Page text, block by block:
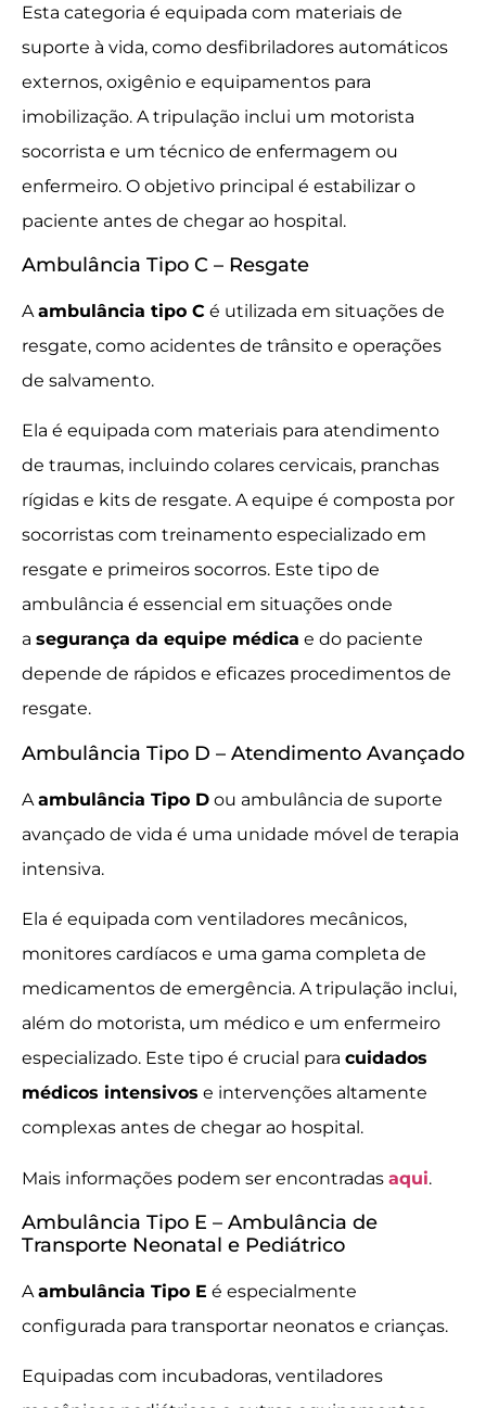
Esta categoria é equipada com materiais de
suporte à vida, como desfibriladores automáticos
externos, oxigênio e equipamentos para
imobilização. A tripulação inclui um motorista
socorrista e um técnico de enfermagem ou
enfermeiro. O objetivo principal é estabilizar o
paciente antes de chegar ao hospital.
Ambulância Tipo C – Resgate
Aambulância tipo C é utilizada em situações de
resgate, como acidentes de trânsito e operações
de salvamento.
Ela é equipada com materiais para atendimento
de traumas, incluindo colares cervicais, pranchas
rígidas e kits de resgate. A equipe é composta por
socorristas com treinamento especializado em
resgate e primeiros socorros. Este tipo de
ambulância é essencial em situações onde
a segurança da equipe médica e do paciente
depende de rápidos e eficazes procedimentos de
resgate.
Ambulância Tipo D – Atendimento Avançado
Aambulância Tipo D ou ambulância de suporte
avançado de vida é uma unidade móvel de terapia
intensiva.
Ela é equipada com ventiladores mecânicos,
monitores cardíacos e uma gama completa de
medicamentos de emergência. A tripulação inclui,
além do motorista, um médico e um enfermeiro
especializado. Este tipo é crucial para cuidados
médicos intensivos e intervenções altamente
complexas antes de chegar ao hospital.
Mais informações podem ser encontradas aqui.
Ambulância Tipo E – Ambulância de
Transporte Neonatal e Pediátrico
Aambulância Tipo E é especialmente
configurada para transportar neonatos e crianças.
Equipadas com incubadoras, ventiladores